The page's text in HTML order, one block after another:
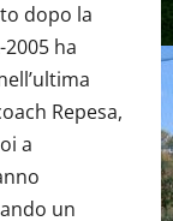
dopo la
ha
Repesa,
a
un